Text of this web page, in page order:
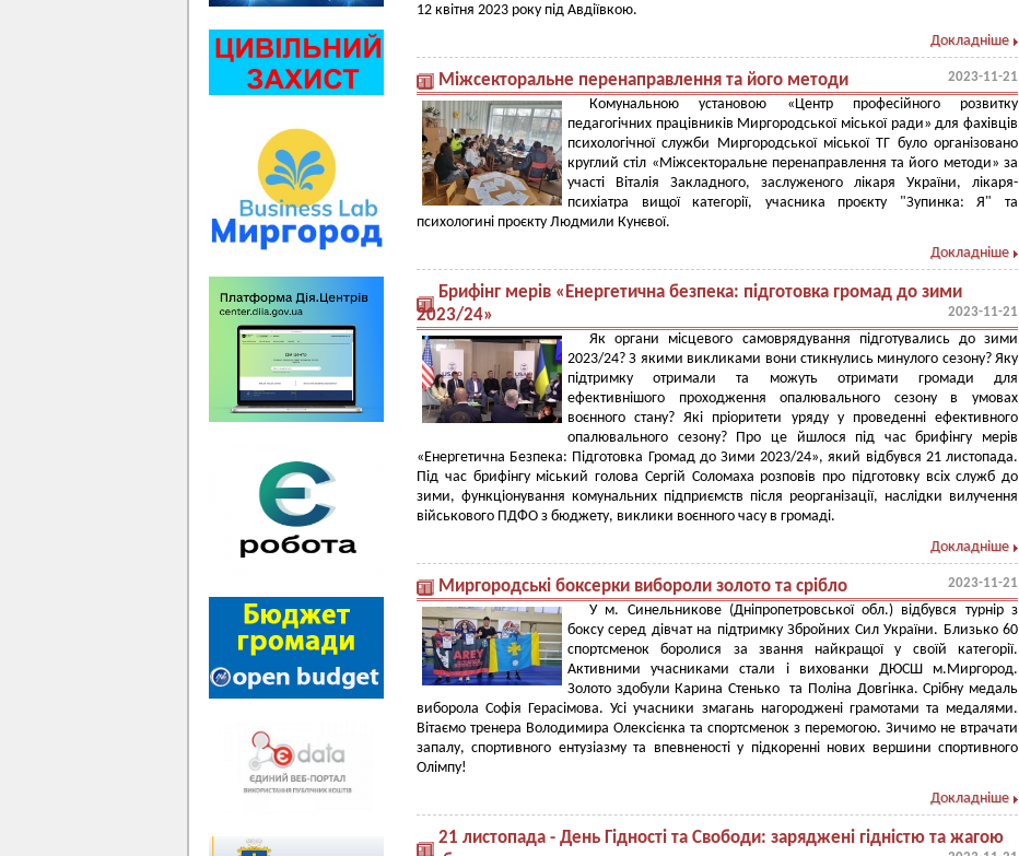
12 квітня 2023 року під Авдіївкою.
Докладніше
Міжсекторальне перенаправлення та його методи 2023-11-21
Комунальною установою «Центр професійного розвитку
педагогічних працівників Миргородської міської ради» для фахівців
психологічної служби Миргородської міської ТГ було організовано
круглий стіл «Міжсекторальне перенаправлення та його методи» за
участі Віталія Закладного, заслуженого лікаря України, лікаря-
психіатра вищої категорії, учасника проєкту "Зупинка: Я" та
психологині проєкту Людмили Кунєвої.
Докладніше
Брифінг мерів «Енергетична безпека: підготовка громад до зими
2023/24»
2023-11-21
Як органи місцевого самоврядування підготувались до зими
2023/24? З якими викликами вони стикнулись минулого сезону? Яку
підтримку отримали та можуть отримати громади для
ефективнішого проходження опалювального сезону в умовах
воєнного стану? Які пріоритети уряду у проведенні ефективного
опалювального сезону? Про це йшлося під час брифінгу мерів
«Енергетична Безпека: Підготовка Громад до Зими 2023/24», який відбувся 21 листопада.
Під час брифінгу міський голова Сергій Соломаха розповів про підготовку всіх служб до
зими, функціонування комунальних підприємств після реорганізації, наслідки вилучення
військового ПДФО з бюджету, виклики воєнного часу в громаді.
Докладніше
Миргородські боксерки вибороли золото та срібло 2023-11-21
У м. Синельникове (Дніпропетровської обл.) відбувся турнір з
боксу серед дівчат на підтримку Збройних Сил України. Близько 60
спортсменок боролися за звання найкращої у своїй категорії.
Активними учасниками стали і вихованки ДЮСШ м.Миргород.
Золото здобули Карина Стенько та Поліна Довгінка. Срібну медаль
виборола Софія Герасімова. Усі учасники змагань нагороджені грамотами та медалями.
Вітаємо тренера Володимира Олексієнка та спортсменок з перемогою. Зичимо не втрачати
запалу, спортивного ентузіазму та впевненості у підкоренні нових вершини спортивного
Олімпу!
Докладніше
21 листопада - День Гідності та Свободи: заряджені гідністю та жагою